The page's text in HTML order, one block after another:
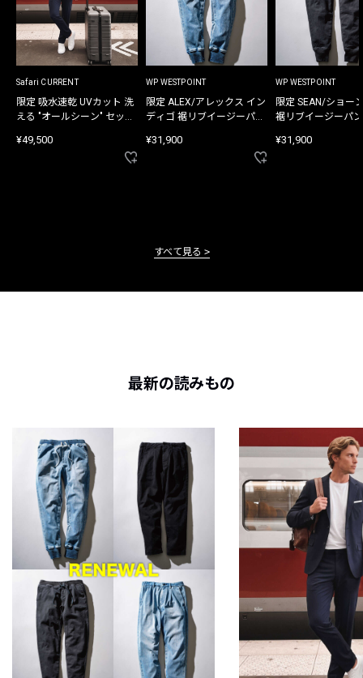
Safari CURRENT
限定 吸水速乾 UVカット 洗
える "オールシーン" セット
¥49,500
WP WESTPOINT
限定 ALEX/アレックス イン
ディゴ 裾リブイージーパン
¥31,900
WP WESTPOINT
限定 SEAN/ショー
裾リブイージーパ
¥31,900
すべて見る
最新の読みもの